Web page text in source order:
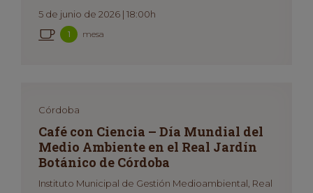
5 de junio de 2026 | 18:00h
1 mesa
Córdoba
Café con Ciencia – Día Mundial del
Medio Ambiente en el Real Jardín
Botánico de Córdoba
Instituto Municipal de Gestión Medioambiental, Real